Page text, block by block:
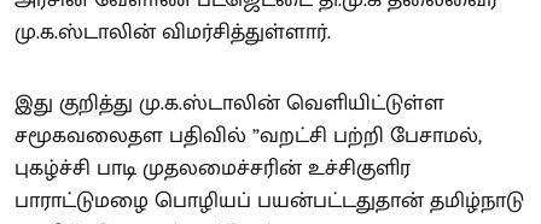
மு.க.ஸ்டாலின் விமர்சித்துள்ளார்.
இது குறித்து மு.க.ஸ்டாலின் வெளியிட்டுள்ள
சமூகவலைதள பதிவில் ”வறட்சி பற்றி பேசாமல்,
புகழ்ச்சி பாடி முதலமைச்சரின் உச்சிகுளிர
பாராட்டுமழை பொழியப் பயன்பட்டதுதான் தமிழ்நாடு